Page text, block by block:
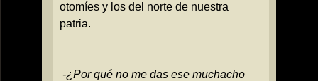
otomíes y los del norte de nuestra
patria.
-¿Por qué no me das ese muchacho